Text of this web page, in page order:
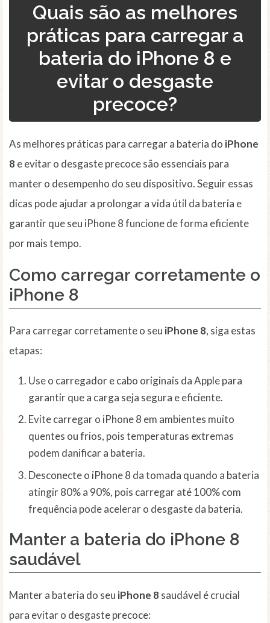
Quais são as melhores
práticas para carregar a
bateria do iPhone 8 e
evitar o desgaste
precoce?
As melhores práticas para carregar a bateria do iPhone
8e evitar o desgaste precoce são essenciais para
manter o desempenho do seu dispositivo. Seguir essas
dicas pode ajudar a prolongar a vida útil da bateria e
garantir que seu iPhone 8 funcione de forma eficiente
por mais tempo.
Como carregar corretamente o
iPhone 8
Para carregar corretamente o seu iPhone 8, siga estas
etapas:
Use o carregador e cabo originais da Apple para
garantir que a carga seja segura e eficiente.
Evite carregar o iPhone 8 em ambientes muito
quentes ou frios, pois temperaturas extremas
podem danificar a bateria.
Desconecte o iPhone 8 da tomada quando a bateria
atingir 80% a 90%, pois carregar até 100% com
frequência pode acelerar o desgaste da bateria.
Manter a bateria do iPhone 8
saudável
Manter a bateria do seu iPhone 8saudável é crucial
para evitar o desgaste precoce: